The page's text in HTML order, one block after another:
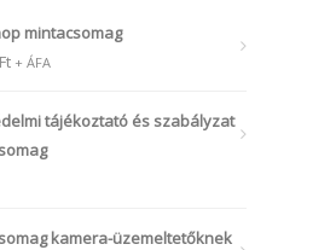
mintacsomag
Ft + ÁFA
tájékoztató és szabályzat
kamera-üzemeltetőknek